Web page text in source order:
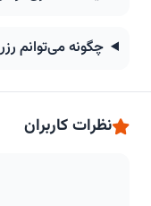
چگونه می‌توانم
نظرات کاربران